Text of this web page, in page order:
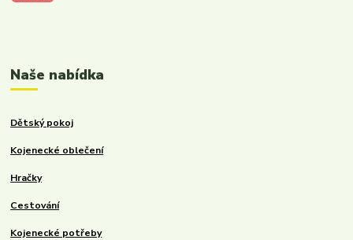
Naše nabídka
Dětský pokoj
Kojenecké oblečení
Hračky
Cestování
Kojenecké potřeby